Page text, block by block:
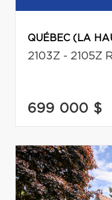
QUÉBEC (LA
2103Z - 2105Z
699 000 $